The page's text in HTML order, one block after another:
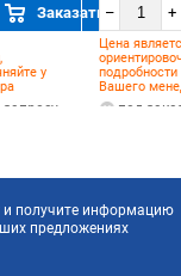
Заказать
у
запросу
– +
Цена
подробности
Вашего
под
и получите информацию
предложениях